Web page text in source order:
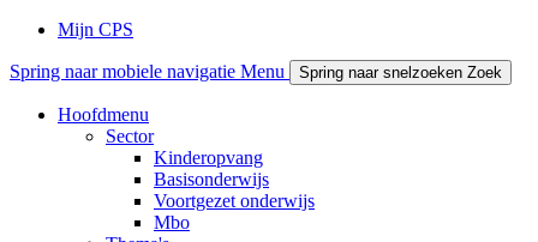
Mijn CPS
Spring naar mobiele navigatie Menu Spring naar snelzoeken Zoek
Hoofdmenu
Sector
Kinderopvang
Basisonderwijs
Voortgezet onderwijs
Mbo